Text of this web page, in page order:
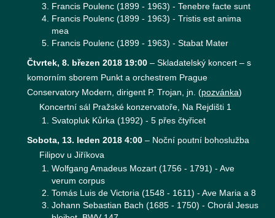
Francis Poulenc (1899 - 1963) - Tenebre facte sunt
Francis Poulenc (1899 - 1963) - Tristis est anima
mea
Francis Poulenc (1899 - 1963) - Stabat Mater
Čtvrtek, 8. březen 2018 19:00 – Skladatelský koncert – s
komorním sborem Punkt a orchestrem Prague
Conservatory Modern, dirigent P. Trojan, jn. (pozvánka)
Koncertní sál Pražské konzervatoře, Na Rejdišti 1
Svatopluk Kůrka (1992) - 5 přes čtyřicet
Sobota, 13. leden 2018 4:00 – Noční poutní bohoslužba
Filipov u Jiříkova
Wolfgang Amadeus Mozart (1756 - 1791) - Ave
verum corpus
Tomás Luis de Victoria (1548 - 1611) - Ave Maria a 8
Johann Sebastian Bach (1685 - 1750) - Chorál Jesus